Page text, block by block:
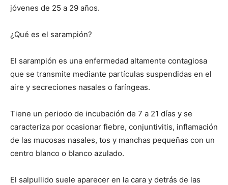
jóvenes de 25 a 29 años.
¿Qué es el sarampión?
El sarampión es una enfermedad altamente contagiosa
que se transmite mediante partículas suspendidas en el
aire y secreciones nasales o faríngeas.
Tiene un periodo de incubación de 7 a 21 días y se
caracteriza por ocasionar fiebre, conjuntivitis, inflamación
de las mucosas nasales, tos y manchas pequeñas con un
centro blanco o blanco azulado.
El salpullido suele aparecer en la cara y detrás de las